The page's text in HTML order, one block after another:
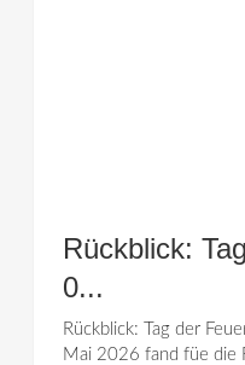
Rückblick:
0...
Rückblick: Tag der
Mai 2026 fand füe die